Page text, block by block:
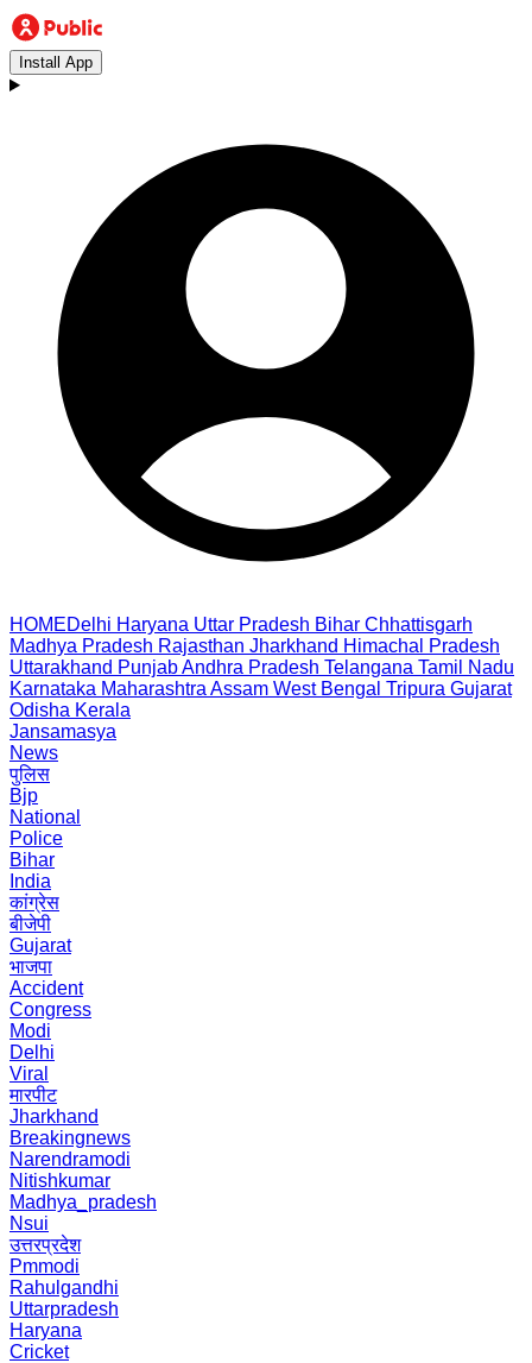
Install App
HOMEDelhi Haryana Uttar Pradesh Bihar Chhattisgarh
Madhya Pradesh Rajasthan Jharkhand Himachal Pradesh
Uttarakhand PunjabAndhra Pradesh Telangana Tamil Nadu
Karnataka Maharashtra Assam West Bengal Tripura Gujarat
Odisha Kerala
Jansamasya
News
पुलिस
Bjp
National
Police
Bihar
India
कांग्रेस
बीजेपी
Gujarat
भाजपा
Accident
Congress
Modi
Delhi
Viral
मारपीट
Jharkhand
Breakingnews
Narendramodi
Nitishkumar
Madhya_pradesh
Nsui
उत्तरप्रदेश
Pmmodi
Rahulgandhi
Uttarpradesh
Haryana
Cricket